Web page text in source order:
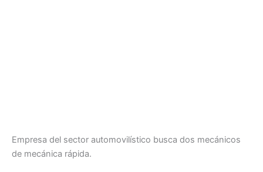
Empresa del sector automovilístico busca dos mecánicos
de mecánica rápida.